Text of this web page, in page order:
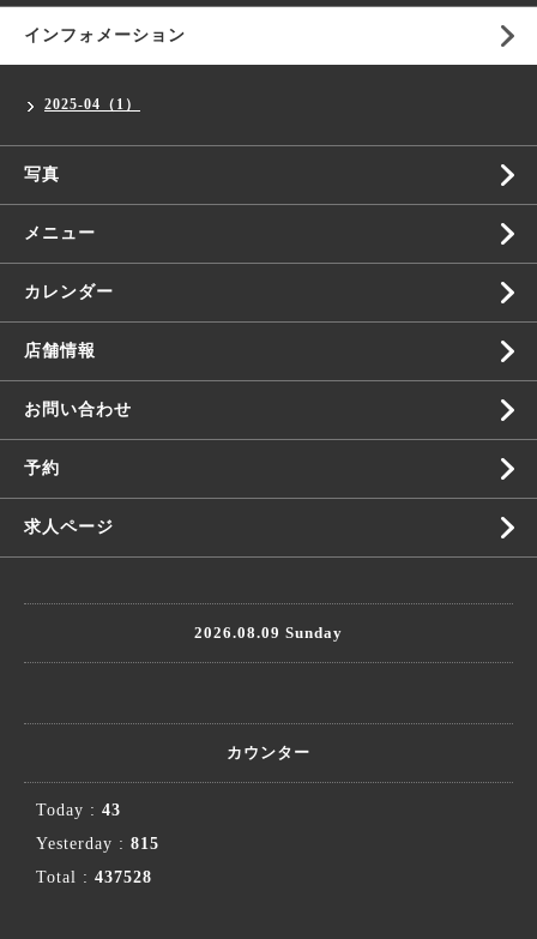
インフォメーション
2025-04（1）
写真
メニュー
カレンダー
店舗情報
お問い合わせ
予約
求人ページ
2026.08.09 Sunday
カウンター
Today : 43
Yesterday : 815
Total : 437528